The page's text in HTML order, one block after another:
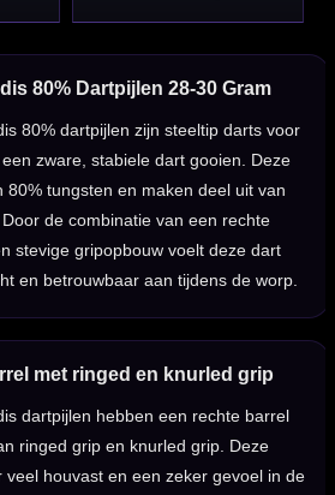
80% Dartpijlen 28-30 Gram
80% dartpijlen zijn steeltip darts voor
zware, stabiele dart gooien. Deze
80% tungsten en maken deel uit van
de combinatie van een rechte
stevige gripopbouw voelt deze dart
en betrouwbaar aan tijdens de worp.
met ringed en knurled grip
dartpijlen hebben een rechte barrel
ringed grip en knurled grip. Deze
houvast en een zeker gevoel in de